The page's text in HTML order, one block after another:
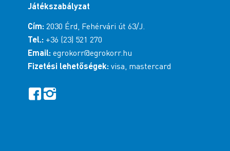
Játékszabályzat
Cím: 2030 Érd, Fehérvári út 63/J.
Tel.: +36 (23) 521 270
Email: egrokorr@egrokorr.hu
Fizetési lehetőségek: visa, mastercard